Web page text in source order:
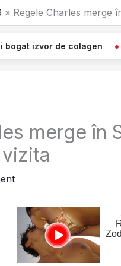
Regele Charles merge
colagen Ce
merge în